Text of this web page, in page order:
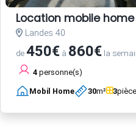
Location mobile
Landes 40
de450€ à 860€ la
4 personne(s)
Mobil Home 30m² 3